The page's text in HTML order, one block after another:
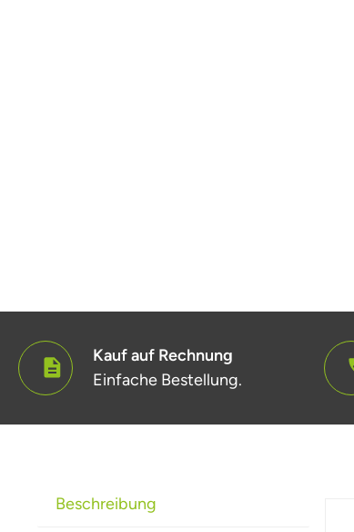
Kauf auf Rechnung
Einfache Bestellung.
Beschreibung